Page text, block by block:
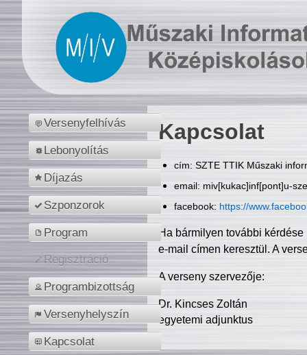
Versenyfelhívás
Lebonyolítás
Díjazás
Szponzorok
Program
Regisztráció
Programbizottság
Versenyhelyszín
Kapcsolat
Kapcsolat
cím: SZTE TTIK Műszaki
email: miv[kukac]inf[pont]u-
facebook: https://
Ha bármilyen további
e-mail címen keresztül. A
A verseny szervezője:
Dr. Kincses Zoltán
egyetemi adjunktus